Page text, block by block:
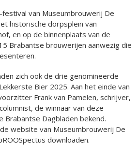
van Museumbrouwerij De
historische dorpsplein van
en op de binnenplaats van de
Brabantse brouwerijen aanwezig die
zich ook de drie genomineerde
Bier 2025. Aan het einde van
Frank van Pamelen, schrijver,
de winnaar van deze
Brabantse Dagbladen bekend.
website van Museumbrouwerij De
downloaden.